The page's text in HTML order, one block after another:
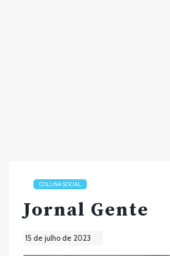
COLUNA SOCIAL
Jornal Gente
15 de julho de 2023